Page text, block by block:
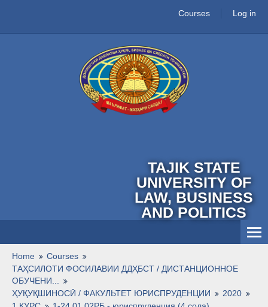
Courses Log in
TAJIK STATE
UNIVERSITY OF
LAW, BUSINESS
AND POLITICS
English ‎(en)‎
Home
Courses
ТАҲСИЛОТИ ФОСИЛАВИИ ДДҲБСТ / ДИСТАНЦИОННОЕ
ОБУЧЕНИ...
ҲУҚУҚШИНОСӢ / ФАКУЛЬТЕТ ЮРИСПРУДЕНЦИИ
2020